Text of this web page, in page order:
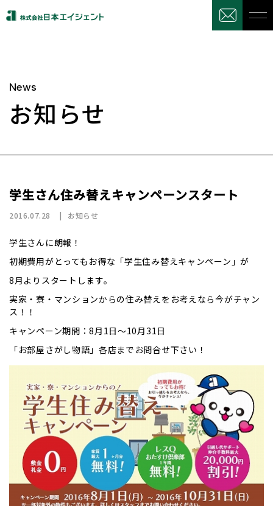
News
お知らせ
学生さん住み替えキャンペーンスタート
2016.07.28 お知らせ
学生さんに朗報！
初期費用がとってもお得な「学生住み替えキャンペーン」が
8月よりスタートします。
実家・寮・マンションからの住み替えをお考えなら今がチャン
ス！！
キャンペーン期間：8月1日～10月31日
「お部屋さがし物語」各店までお問合せ下さい！